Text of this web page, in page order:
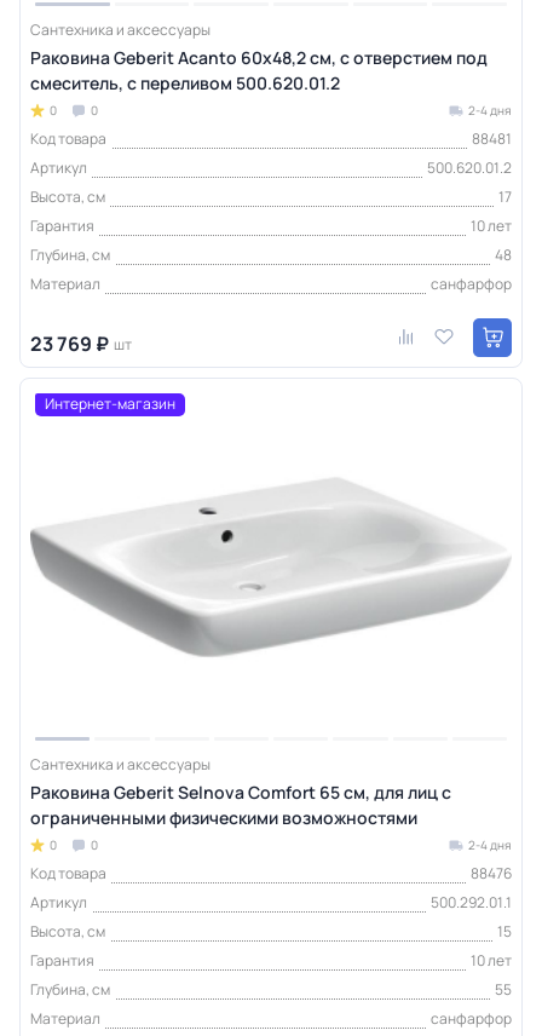
Сантехника и аксессуары
Раковина Geberit Acanto 60х48,2 см, с отверстием под
смеситель, с переливом 500.620.01.2
0 0 2-4 дня
Код товара
88481
Артикул
500.620.01.2
Высота, см
17
Гарантия
10 лет
Глубина, см
48
Материал
санфарфор
23 769 ₽ шт
Интернет-магазин
Сантехника и аксессуары
Раковина Geberit Selnova Comfort 65 см, для лиц с
ограниченными физическими возможностями
0 0 2-4 дня
Код товара
88476
Артикул
500.292.01.1
Высота, см
15
Гарантия
10 лет
Глубина, см
55
Материал
санфарфор